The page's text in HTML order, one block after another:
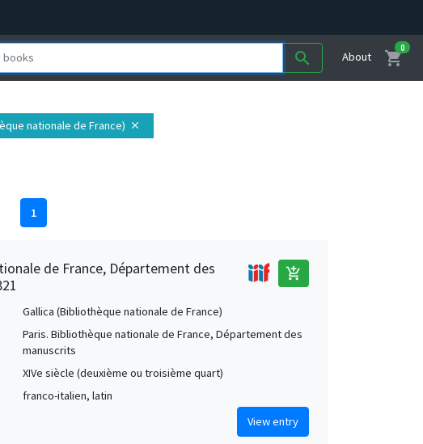
search About shopping_cart
0
nationale de France) close
1
de France, Département des
add_shopping_cart
Gallica (Bibliothèque nationale de France)
Paris. Bibliothèque nationale de France, Département des
manuscrits
XIVe siècle (deuxième ou troisième quart)
franco-italien, latin
View entry